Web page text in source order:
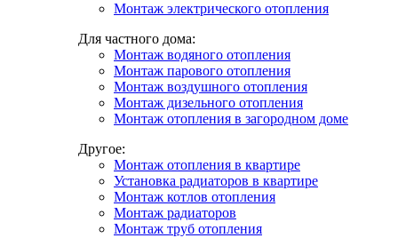
Монтаж электрического отопления
Для частного дома:
Монтаж водяного отопления
Монтаж парового отопления
Монтаж воздушного отопления
Монтаж дизельного отопления
Монтаж отопления в загородном доме
Другое:
Монтаж отопления в квартире
Установка радиаторов в квартире
Монтаж котлов отопления
Монтаж радиаторов
Монтаж труб отопления